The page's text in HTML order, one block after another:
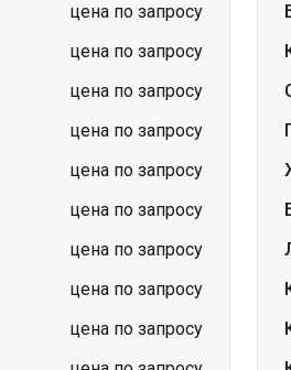
цена по запросу
цена по запросу
цена по запросу
цена по запросу
цена по запросу
цена по запросу
цена по запросу
цена по запросу
цена по запросу